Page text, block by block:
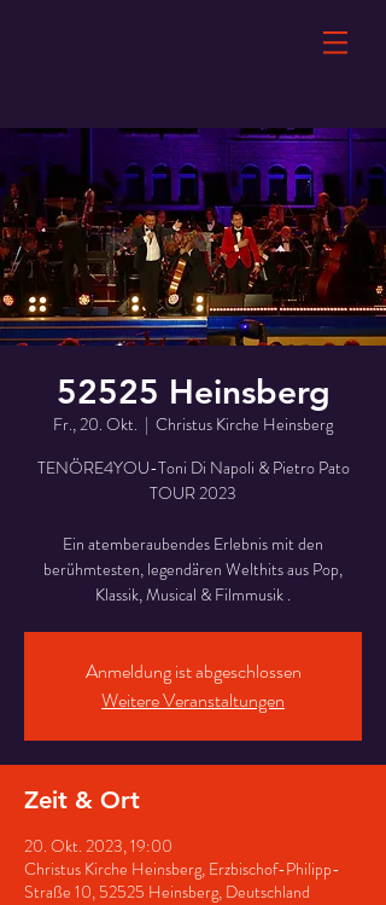
52525 Heinsberg
Fr., 20. Okt.
  |
Christus Kirche Heinsberg
TENÖRE4YOU-Toni Di Napoli & Pietro Pato
TOUR 2023
Ein atemberaubendes Erlebnis mit den
berühmtesten, legendären Welthits aus Pop,
Klassik, Musical & Filmmusik .
Anmeldung ist abgeschlossen
Weitere Veranstaltungen
Zeit & Ort
20. Okt. 2023, 19:00
Christus Kirche Heinsberg, Erzbischof-Philipp-
Straße 10, 52525 Heinsberg, Deutschland